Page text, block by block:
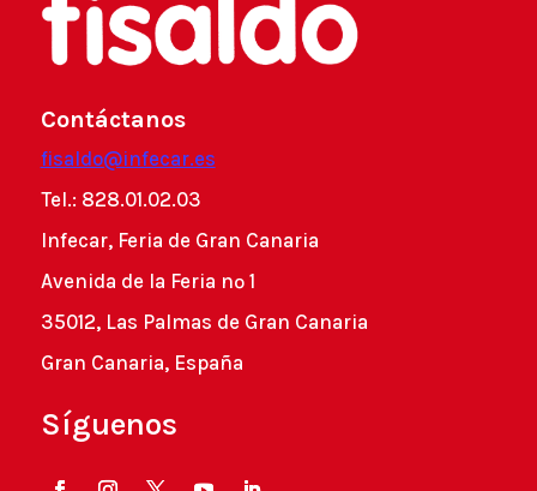
Contáctanos
fisaldo@infecar.es
Tel.: 828.01.02.03
Infecar, Feria de Gran Canaria
Avenida de la Feria nº 1
35012, Las Palmas de Gran Canaria
Gran Canaria, España
Síguenos